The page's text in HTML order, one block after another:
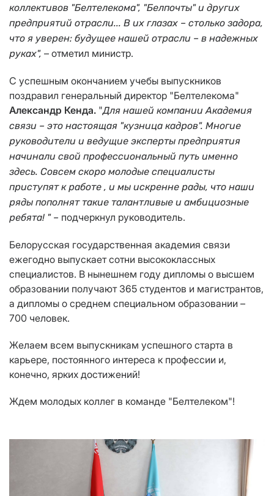
коллективов "Белтелекома", "Белпочты" и других
предприятий отрасли... В их глазах – столько задора,
что я уверен: будущее нашей отрасли – в надежных
руках", – отметил министр.
С успешным окончанием учебы выпускников
поздравил генеральный директор "Белтелекома"
Александр Кенда. "Для нашей компании Академия
связи – это настоящая "кузница кадров". Многие
руководители и ведущие эксперты предприятия
начинали свой профессиональный путь именно
здесь. Совсем скоро молодые специалисты
приступят к работе , и мы искренне рады, что наши
ряды пополнят такие талантливые и амбициозные
ребята! " – подчеркнул руководитель.
Белорусская государственная академия связи
ежегодно выпускает сотни высококлассных
специалистов. В нынешнем году дипломы о высшем
образовании получают 365 студентов и магистрантов,
а дипломы о среднем специальном образовании –
700 человек.
Желаем всем выпускникам успешного старта в
карьере, постоянного интереса к профессии и,
конечно, ярких достижений!
Ждем молодых коллег в команде "Белтелеком"!